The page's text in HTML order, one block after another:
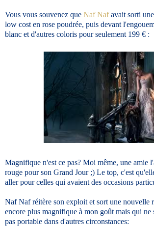
Vous vous souvenez que Naf Nafavait sorti
low cost en rose poudrée, puis devant
blanc et d'autres coloris pour seulement 199 € :
Magnifique n'est ce pas? Moi même, une amie
rouge pour son Grand Jour ;) Le top, c'est
aller pour celles qui avaient des occasions
Naf Naf réitère son exploit et sort une nouvelle
encore plus magnifique à mon goût mais qui ne
pas portable dans d'autres circonstances: